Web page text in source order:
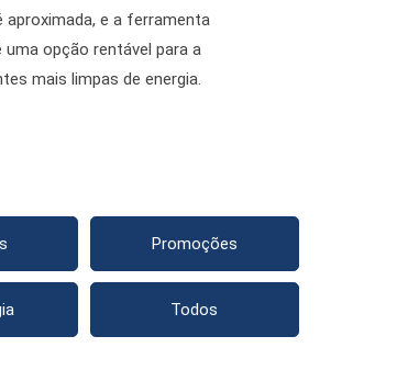
e a ferramenta
opção rentável para a
mais limpas de energia.
Promoções
Todos